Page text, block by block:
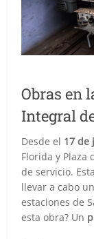
Obras en
Integral
Desde el 17 de
Florida y Plaza
de servicio.
llevar a cabo
estaciones de
esta obra? Un